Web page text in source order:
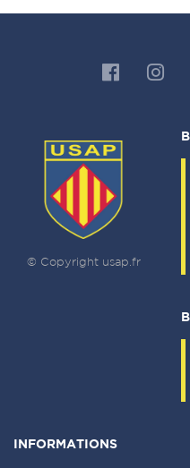
© Copyright usap.fr
INFORMATIONS